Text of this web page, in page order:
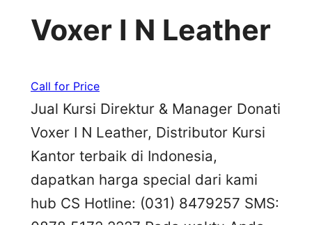
Voxer I N Leather
Call for Price
Jual Kursi Direktur & Manager Donati
Voxer I N Leather, Distributor Kursi
Kantor terbaik di Indonesia,
dapatkan harga special dari kami
hub CS Hotline: (031) 8479257 SMS: